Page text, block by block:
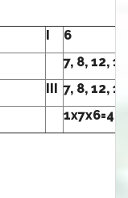
I
6
7, 8, 12,
III 7, 8, 12,